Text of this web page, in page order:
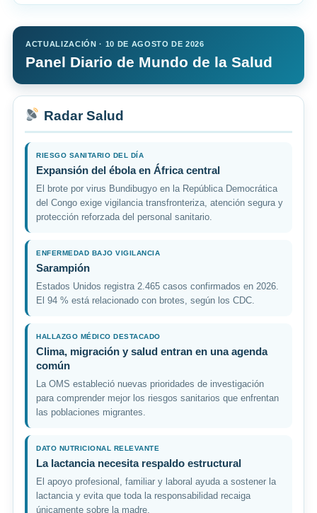
ACTUALIZACIÓN · 10 DE AGOSTO DE 2026
Panel Diario de Mundo de la Salud
Radar Salud
RIESGO SANITARIO DEL DÍA
Expansión del ébola en África central
El brote por virus Bundibugyo en la República Democrática
del Congo exige vigilancia transfronteriza, atención segura y
protección reforzada del personal sanitario.
ENFERMEDAD BAJO VIGILANCIA
Sarampión
Estados Unidos registra 2.465 casos confirmados en 2026.
El 94 % está relacionado con brotes, según los CDC.
HALLAZGO MÉDICO DESTACADO
Clima, migración y salud entran en una agenda
común
La OMS estableció nuevas prioridades de investigación
para comprender mejor los riesgos sanitarios que enfrentan
las poblaciones migrantes.
DATO NUTRICIONAL RELEVANTE
La lactancia necesita respaldo estructural
El apoyo profesional, familiar y laboral ayuda a sostener la
lactancia y evita que toda la responsabilidad recaiga
únicamente sobre la madre.